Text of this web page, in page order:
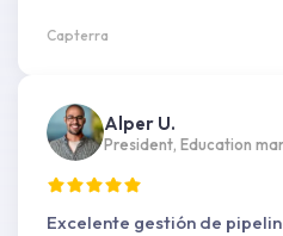
Capterra
Alper U.
President, Education
Excelente gestión de